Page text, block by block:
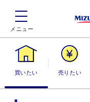
買いたい 売りたい